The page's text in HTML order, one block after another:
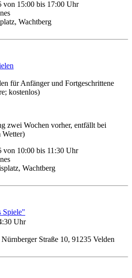
von 15:00 bis 17:00 Uhr
Wachtberg
für Anfänger und Fortgeschrittene
kostenlos)
zwei Wochen vorher, entfällt bei
Wetter)
von 10:00 bis 11:30 Uhr
Wachtberg
Spiele"
Uhr
Nürnberger Straße 10, 91235 Velden